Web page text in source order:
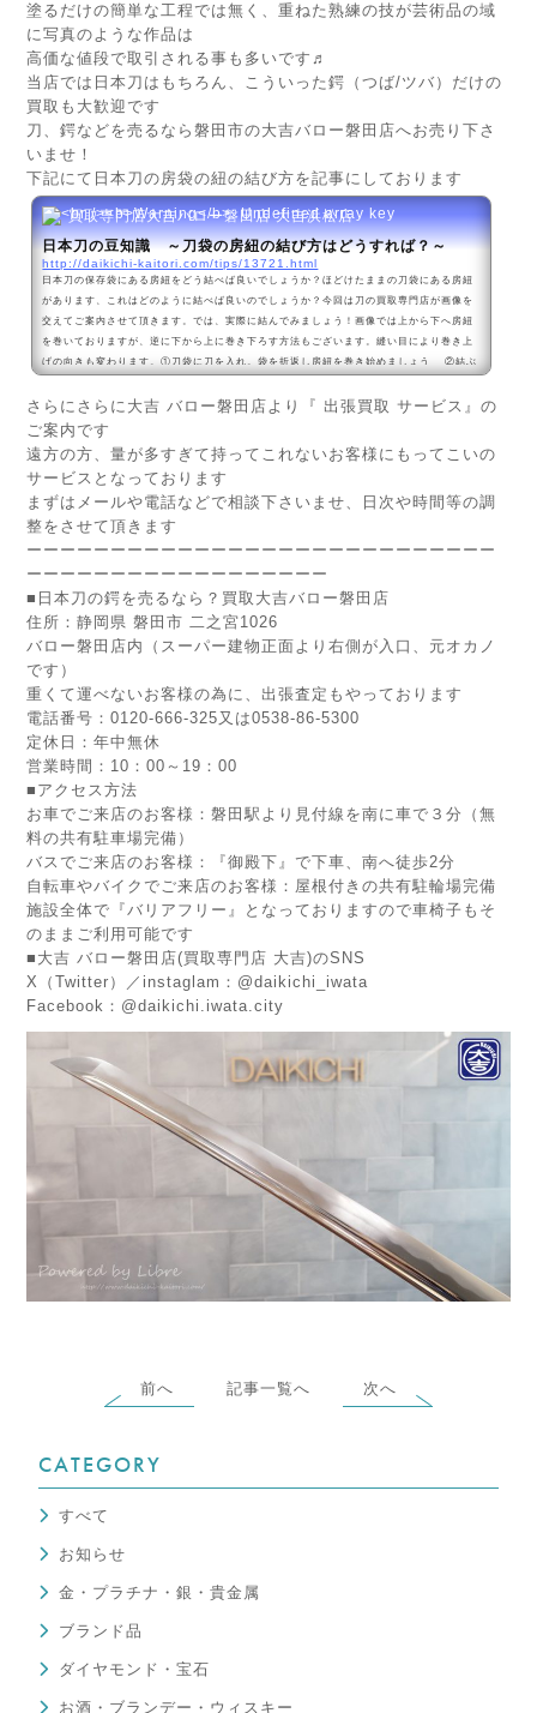
塗るだけの簡単な工程では無く、重ねた熟練の技が芸術品の域
に写真のような作品は
高価な値段で取引される事も多いです♬
当店では日本刀はもちろん、こういった鍔（つば/ツバ）だけの
買取も大歓迎です
刀、鍔などを売るなら磐田市の大吉バロー磐田店へお売り下さ
いませ！
下記にて 日本刀の房袋の紐の結び方を記事にしております
買取専門店大吉バロー磐田店 大吉浜松店
日本刀の豆知識 ～刀袋の房紐の結び方はどうすれば？～
http://daikichi-kaitori.com/tips/13721.html
日本刀の保存袋にある房紐をどう結べば良いでしょうか？ほどけたままの刀袋にある房紐
があります、これはどのように結べば良いのでしょうか？今回は刀の買取専門店が画像を
交えてご案内させて頂きます。では、実際に結んでみましょう！画像では上から下へ房紐
を巻いておりますが、逆に下から上に巻き下ろす方法もございます。縫い目により巻き上
げの向きも変わります。①刀袋に刀を入れ。袋を折返し房紐を巻き始めましょう ②結ぶ
さらにさらに大吉 バロー磐田店より『 出張買取 サービス』の
ご案内です
遠方の方、量が多すぎて持ってこれないお客様にもってこいの
サービスとなっております
まずはメールや電話などで相談下さいませ、日次や時間等の調
整をさせて頂きます
ーーーーーーーーーーーーーーーーーーーーーーーーーーーー
ーーーーーーーーーーーーーーーーーー
■ 日本刀の鍔を売るなら？買取大吉バロー磐田店
住所：静岡県 磐田市 二之宮1026
バロー磐田店内（スーパー建物正面より右側が入口、元オカノ
です）
重くて運べないお客様の為に、出張査定もやっております
電話番号：0120-666-325又は0538-86-5300
定休日：年中無休
営業時間：10：00～19：00
■アクセス方法
お車でご来店のお客様：磐田駅より見付線を南に車で３分（無
料の共有駐車場完備）
バスでご来店のお客様：『御殿下』で下車、南へ徒歩2分
自転車やバイクでご来店のお客様：屋根付きの共有駐輪場完備
施設全体で『バリアフリー』となっておりますので車椅子もそ
のままご利用可能です
■大吉 バロー磐田店(買取専門店 大吉)のSNS
X（Twitter）／instaglam：@daikichi_iwata
Facebook：@daikichi.iwata.city
前へ 記事一覧へ 次へ
CATEGORY
すべて
お知らせ
金・プラチナ・銀・貴金属
ブランド品
ダイヤモンド・宝石
お酒・ブランデー・ウィスキー